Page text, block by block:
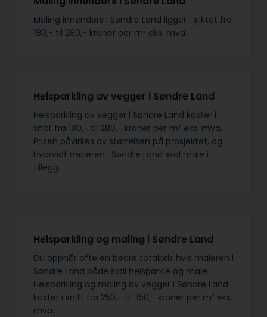
Maling innendørs i Søndre Land ligger i sjiktet fra
180,- til 280,- kroner per m² eks. mva.
Helsparkling av vegger i Søndre Land
Helsparkling av vegger i Søndre Land koster i
snitt fra 180,- til 280,- kroner per m² eks. mva.
Prisen påvirkes av størrelsen på prosjektet, og
hvorvidt maleren i Søndre Land skal male i
tillegg.
Helsparkling og maling i Søndre Land
Du oppnår ofte en bedre totalpris hvis maleren i
Søndre Land både skal helsparkle og male.
Helsparkling og maling av vegger i Søndre Land
koster i snitt fra 250,- til 350,- kroner per m² eks.
mva.